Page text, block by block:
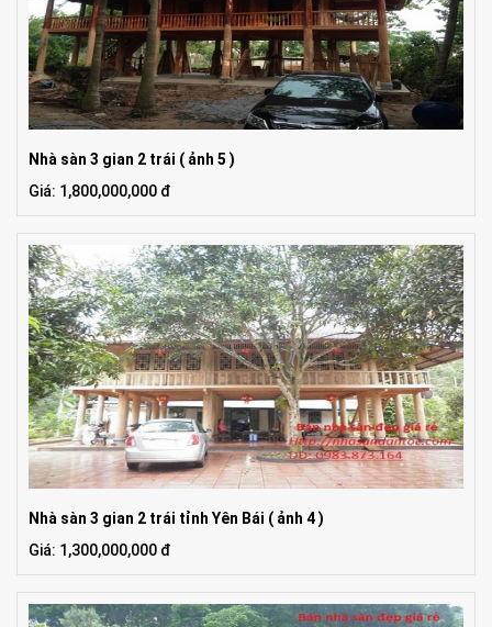
Nhà sàn 3 gian 2 trái ( ảnh 5 )
Giá: 1,800,000,000 đ
Nhà sàn 3 gian 2 trái tỉnh Yên Bái ( ảnh 4 )
Giá: 1,300,000,000 đ